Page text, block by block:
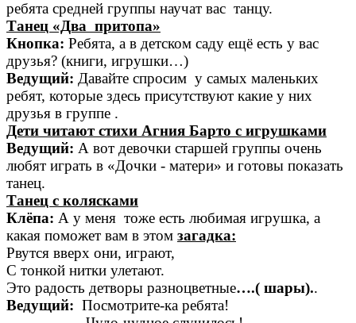
ребята средней группы научат вас танцу.
Танец «Два притопа»
Кнопка: Ребята, а в детском саду ещё есть у вас
друзья? (книги, игрушки…)
Ведущий: Давайте спросим у самых маленьких
ребят, которые здесь присутствуют какие у них
друзья в группе .
Дети читают стихи Агния Барто с игрушками
Ведущий: А вот девочки старшей группы очень
любят играть в «Дочки - матери» и готовы показать
танец.
Танец с колясками
Клёпа: А у меня тоже есть любимая игрушка, а
какая поможет вам в этом загадка:
Рвутся вверх они, играют,
С тонкой нитки улетают.
Это радость детворы разноцветные….( шары)..
Ведущий: Посмотрите-ка ребята!